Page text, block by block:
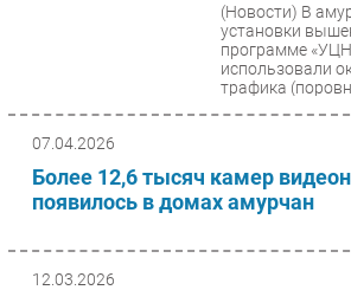
CIO/Управление ИТ
(Новости) В
установки
программе
использовали
трафика
07.04.2026
Более 12,6 тысяч камер
появилось в домах амурчан
12.03.2026